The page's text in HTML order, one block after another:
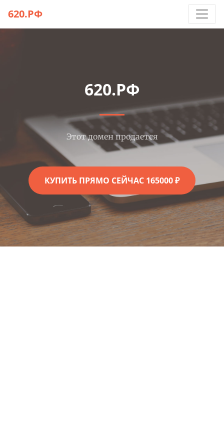
620.РФ
620.РФ
Этот домен продается
КУПИТЬ ПРЯМО СЕЙЧАС 165000 ₽